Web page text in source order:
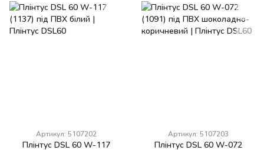
Артикул: 5107202
Плінтус DSL 60 W-117
Артикул: 5107203
Плінтус DSL 60 W-072